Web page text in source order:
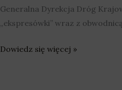
Generalna Dyrekcja Dróg
„ekspresówki” wraz z
Dowiedz się więcej »